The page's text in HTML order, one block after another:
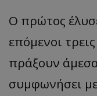
Ο πρώτος
επόμενοι
πράξουν
συμφωνήσει